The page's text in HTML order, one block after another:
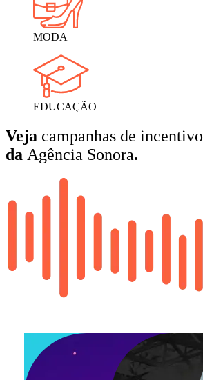
MODA
EDUCAÇÃO
Veja campanhas de incentivo
da Agência Sonora.